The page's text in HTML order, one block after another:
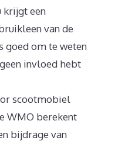
krijgt een
van de
goed om te weten
invloed hebt
scootmobiel
WMO berekent
bijdrage van